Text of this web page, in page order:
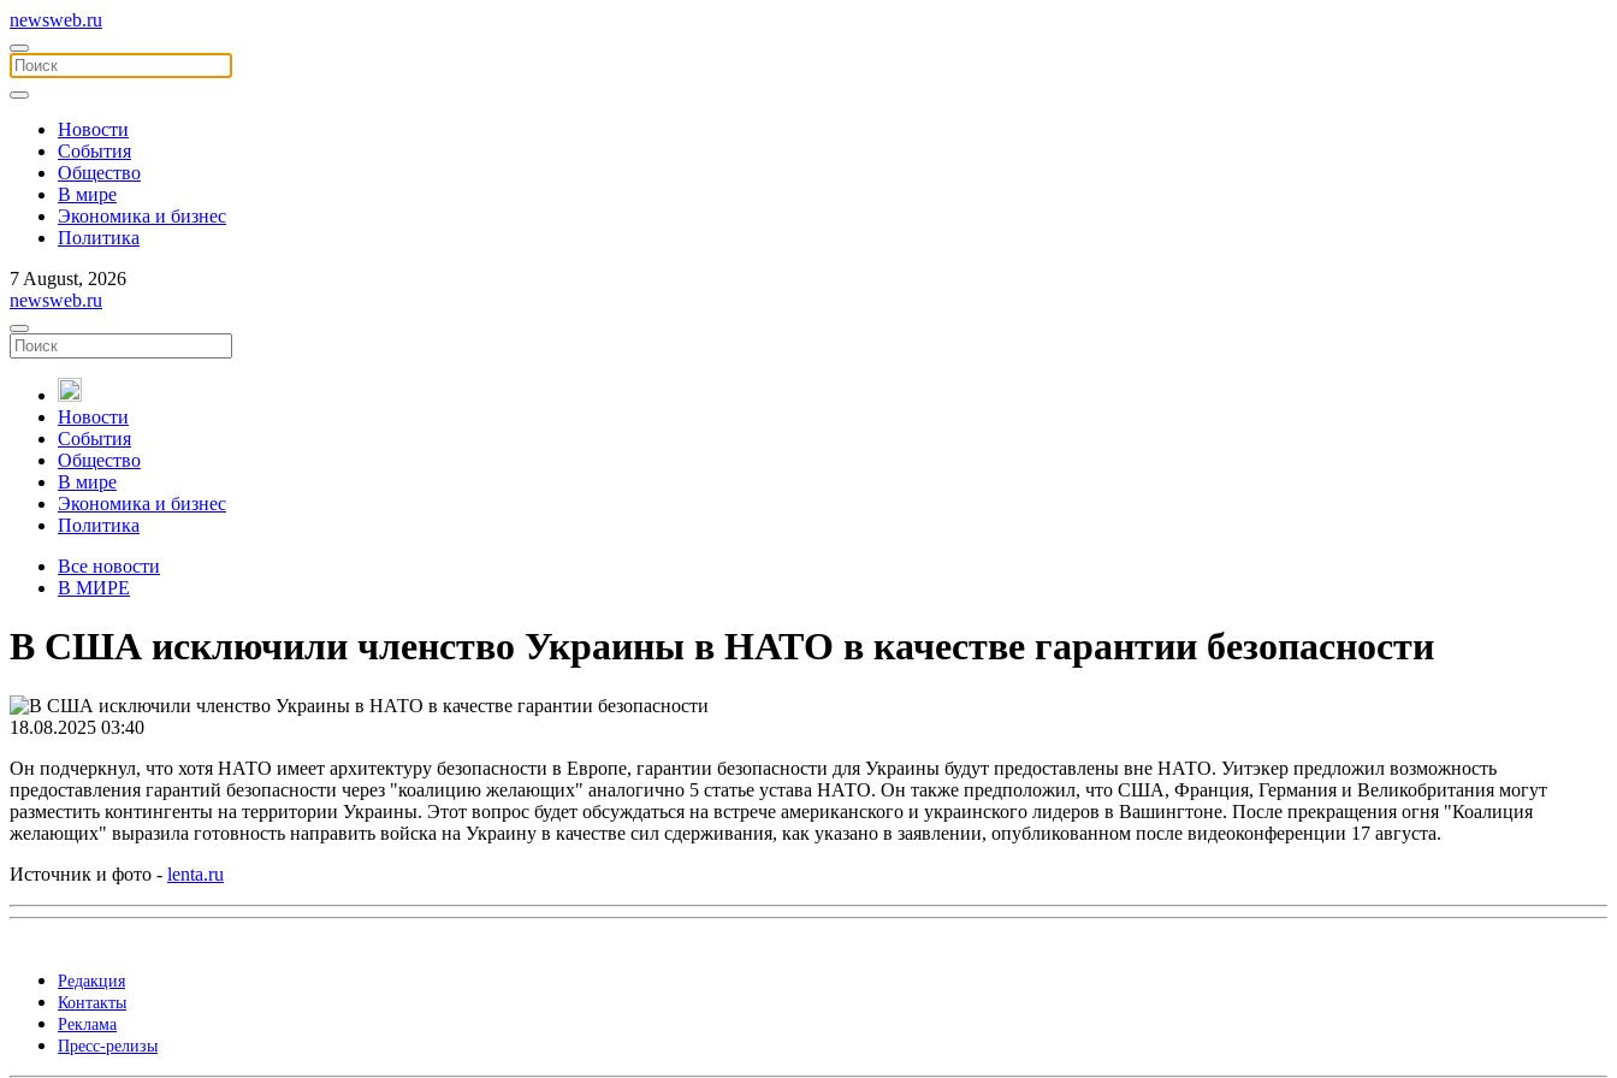
newsweb.ru
Новости
События
Общество
В мире
Экономика и бизнес
Политика
7 August, 2026
newsweb.ru
Новости
События
Общество
В мире
Экономика и бизнес
Политика
Все новости
В МИРЕ
В США исключили членство Украины в НАТО в качестве гарантии безопасности
18.08.2025 03:40
Он подчеркнул, что хотя НАТО имеет архитектуру безопасности в Европе, гарантии безопасности для Украины будут предоставлены вне НАТО. Уитэкер предложил возможность
предоставления гарантий безопасности через "коалицию желающих" аналогично 5 статье устава НАТО. Он также предположил, что США, Франция, Германия и Великобритания могут
разместить контингенты на территории Украины. Этот вопрос будет обсуждаться на встрече американского и украинского лидеров в Вашингтоне. После прекращения огня "Коалиция
желающих" выразила готовность направить войска на Украину в качестве сил сдерживания, как указано в заявлении, опубликованном после видеоконференции 17 августа.
Источник и фото - lenta.ru
Редакция
Контакты
Реклама
Пресс-релизы